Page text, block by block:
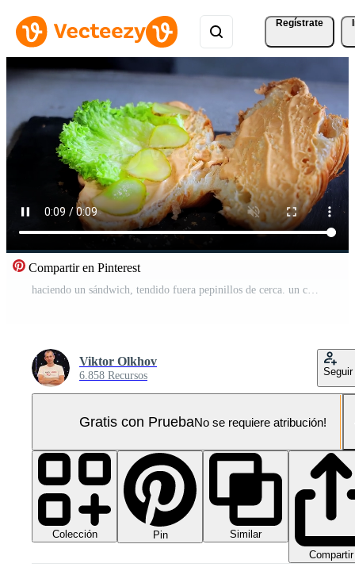
Regístrate
Compartir en Pinterest
haciendo un sándwich, tendido fuera pepinillos de cerca. un cocinar en negro guantes prepara un delicioso emparedado. Vídeo Pro
Viktor Olkhov
6.858 Recursos Seguir
Gratis con PruebaNo se requiere atribución!
Colección Pin
Similar
Compartir